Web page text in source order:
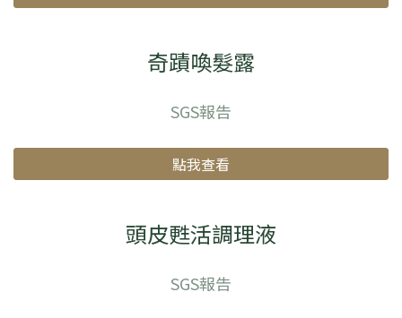
奇蹟喚髮露
SGS報告
點我查看
頭皮甦活調理液
SGS報告